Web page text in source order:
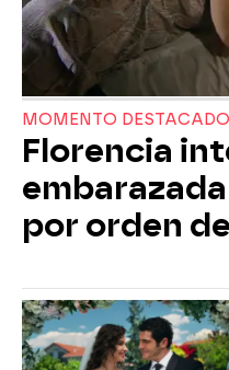
MOMENTO DESTACADO
Florencia
por orden